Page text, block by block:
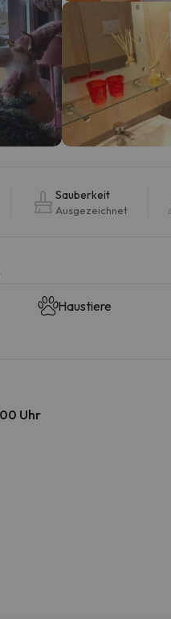
Sauberkeit
Ausgezeichnet
Haustiere
Uhr